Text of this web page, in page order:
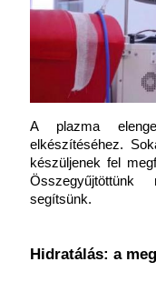
A plazma
elkészítéséhez.
készüljenek fel
segítsünk.
Hidratálás: a